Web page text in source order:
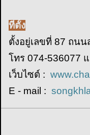
ที่ตั้ง
ตั้งอยู่เลขที่ 87 ถน
โทร074-536077
เว็บไซต์ :
E - mail :